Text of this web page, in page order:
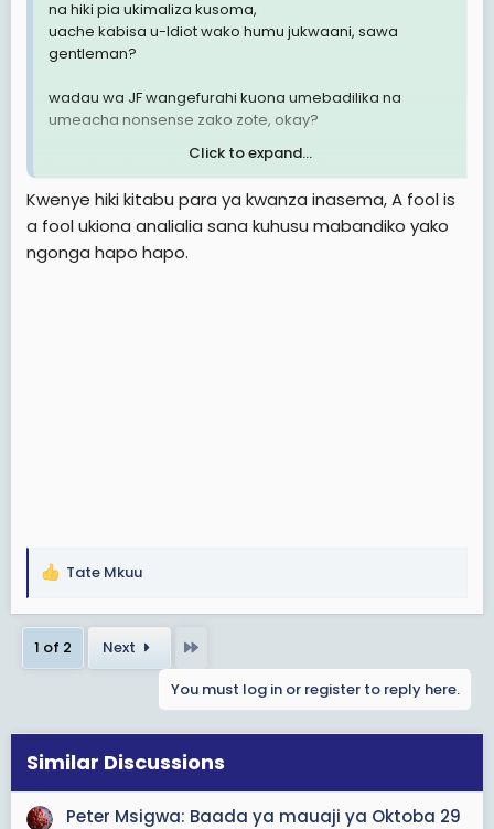
na hiki pia ukimaliza kusoma,
uache kabisa u-Idiot wako humu jukwaani, sawa
gentleman?
wadau wa JF wangefurahi kuona umebadilika na
umeacha nonsense zako zote, okay?
keep it up in reading more books gentleman,
Click to expand...
Kwenye hiki kitabu para ya kwanza inasema, A fool is
a fool ukiona analialia sana kuhusu mabandiko yako
ngonga hapo hapo.
R
a
c
t
n
s
Tate Mkuu
1 of 2 Next
You must log in or register to reply here.
Similar Discussions
Peter Msigwa: Baada ya mauaji ya Oktoba 29